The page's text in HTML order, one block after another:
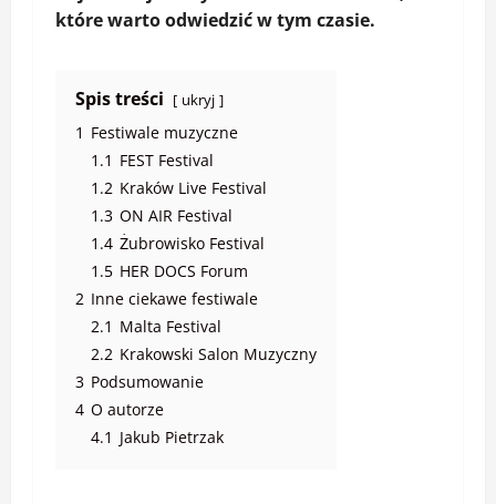
które warto odwiedzić w tym czasie.
Spis treści ukryj
1 Festiwale muzyczne
1.1 FEST Festival
1.2 Kraków Live Festival
1.3 ON AIR Festival
1.4 Żubrowisko Festival
1.5 HER DOCS Forum
2 Inne ciekawe festiwale
2.1 Malta Festival
2.2 Krakowski Salon Muzyczny
3 Podsumowanie
4 O autorze
4.1 Jakub Pietrzak